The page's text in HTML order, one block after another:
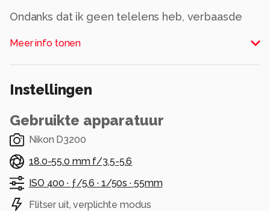
Ondanks dat ik geen telelens heb, verbaasde
leggen met mijn fotocamera.
Meer info tonen
Instellingen
Gebruikte apparatuur
Nikon D3200
18.0-55.0 mm f/3.5-5.6
ISO 400 · ƒ/5.6 · 1/50s · 55mm
Flitser uit, verplichte modus